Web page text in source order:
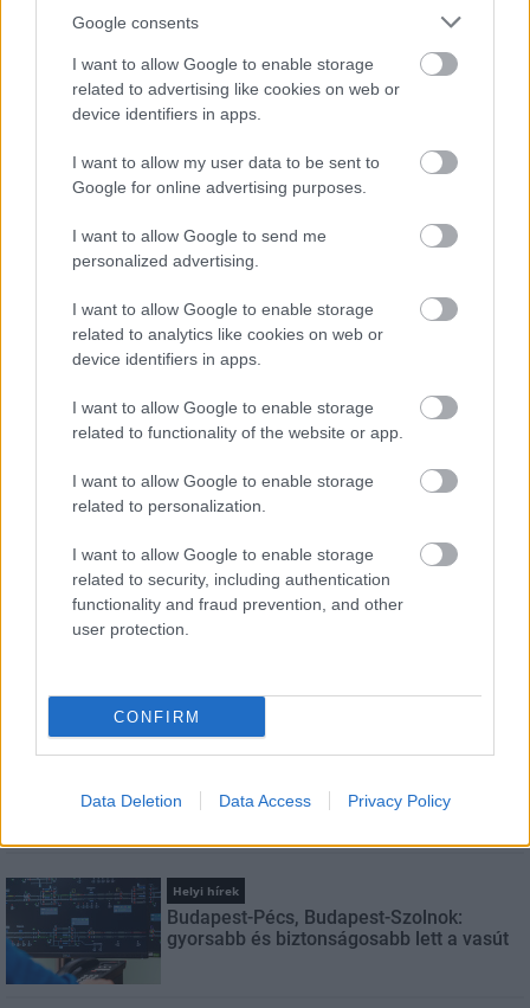
Google consents
I want to allow Google to enable storage
related to advertising like cookies on web or
device identifiers in apps.
I want to allow my user data to be sent to
Google for online advertising purposes.
I want to allow Google to send me
personalized advertising.
I want to allow Google to enable storage
related to analytics like cookies on web or
device identifiers in apps.
I want to allow Google to enable storage
related to functionality of the website or app.
I want to allow Google to enable storage
related to personalization.
I want to allow Google to enable storage
related to security, including authentication
functionality and fraud prevention, and other
user protection.
CONFIRM
Data Deletion Data Access Privacy Policy
Paks II.: Mit jelent az 5. blokk új
mérföldköve a felülvizsgálat
E-mail cím
Feliratkozom a hírlevélre és elfogadom az
szabályzatot!
FELIRATKOZÁS
LEGNÉZETTEBB
erősítő Pénz7 programsorozat
Helyi hírek
Budapest-Pécs, Budapest-Szolnok:
gyorsabb és biztonságosabb lett a vasút